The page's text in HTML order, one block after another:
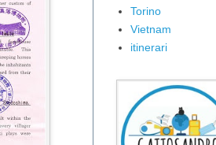
Torino
Vietnam
itinerari